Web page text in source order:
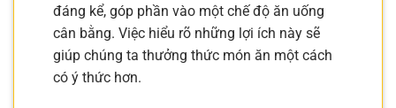
đáng kể, góp phần vào một chế độ ăn uống
cân bằng. Việc hiểu rõ những lợi ích này sẽ
giúp chúng ta thưởng thức món ăn một cách
có ý thức hơn.